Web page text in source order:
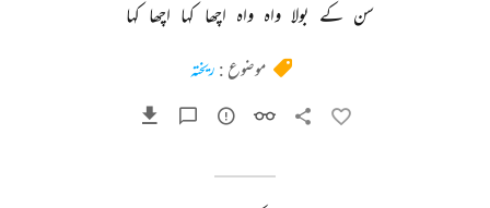
سن کے بولا واہ واہ اچھا کہا اچھا کہا
موضوع : ریختہ